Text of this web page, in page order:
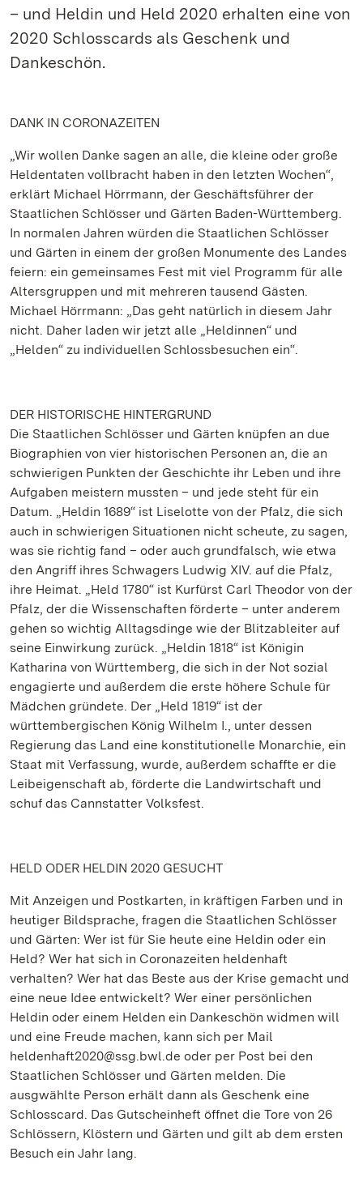
– und Heldin und Held 2020 erhalten eine von
2020 Schlosscards als Geschenk und
Dankeschön.
DANK IN CORONAZEITEN
„Wir wollen Danke sagen an alle, die kleine oder große
Heldentaten vollbracht haben in den letzten Wochen“,
erklärt Michael Hörrmann, der Geschäftsführer der
Staatlichen Schlösser und Gärten Baden-Württemberg.
In normalen Jahren würden die Staatlichen Schlösser
und Gärten in einem der großen Monumente des Landes
feiern: ein gemeinsames Fest mit viel Programm für alle
Altersgruppen und mit mehreren tausend Gästen.
Michael Hörrmann: „Das geht natürlich in diesem Jahr
nicht. Daher laden wir jetzt alle „Heldinnen“ und
„Helden“ zu individuellen Schlossbesuchen ein“.
DER HISTORISCHE HINTERGRUND
Die Staatlichen Schlösser und Gärten knüpfen an due
Biographien von vier historischen Personen an, die an
schwierigen Punkten der Geschichte ihr Leben und ihre
Aufgaben meistern mussten – und jede steht für ein
Datum. „Heldin 1689“ ist Liselotte von der Pfalz, die sich
auch in schwierigen Situationen nicht scheute, zu sagen,
was sie richtig fand – oder auch grundfalsch, wie etwa
den Angriff ihres Schwagers Ludwig XIV. auf die Pfalz,
ihre Heimat. „Held 1780“ ist Kurfürst Carl Theodor von der
Pfalz, der die Wissenschaften förderte – unter anderem
gehen so wichtig Alltagsdinge wie der Blitzableiter auf
seine Einwirkung zurück. „Heldin 1818“ ist Königin
Katharina von Württemberg, die sich in der Not sozial
engagierte und außerdem die erste höhere Schule für
Mädchen gründete. Der „Held 1819“ ist der
württembergischen König Wilhelm I., unter dessen
Regierung das Land eine konstitutionelle Monarchie, ein
Staat mit Verfassung, wurde, außerdem schaffte er die
Leibeigenschaft ab, förderte die Landwirtschaft und
schuf das Cannstatter Volksfest.
HELD ODER HELDIN 2020 GESUCHT
Mit Anzeigen und Postkarten, in kräftigen Farben und in
heutiger Bildsprache, fragen die Staatlichen Schlösser
und Gärten: Wer ist für Sie heute eine Heldin oder ein
Held? Wer hat sich in Coronazeiten heldenhaft
verhalten? Wer hat das Beste aus der Krise gemacht und
eine neue Idee entwickelt? Wer einer persönlichen
Heldin oder einem Helden ein Dankeschön widmen will
und eine Freude machen, kann sich per Mail
heldenhaft2020@ssg.bwl.de oder per Post bei den
Staatlichen Schlösser und Gärten melden. Die
ausgwählte Person erhält dann als Geschenk eine
Schlosscard. Das Gutscheinheft öffnet die Tore von 26
Schlössern, Klöstern und Gärten und gilt ab dem ersten
Besuch ein Jahr lang.